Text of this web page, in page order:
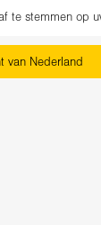
te stemmen op
van Nederland